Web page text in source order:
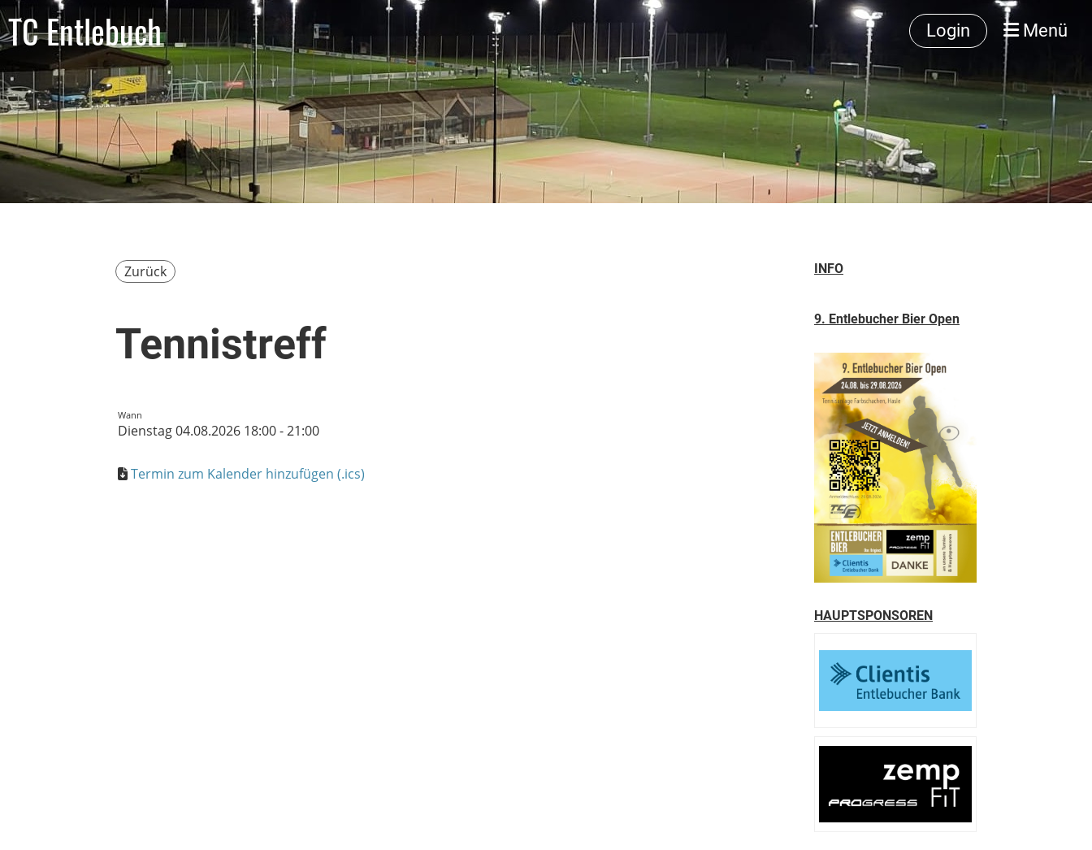
TC Entlebuch Login Menü
Zurück
Tennistreff
Wann
Dienstag 04.08.2026 18:00 - 21:00
Termin zum Kalender hinzufügen (.ics)
INFO
9. Entlebucher Bier Open
HAUPTSPONSOREN